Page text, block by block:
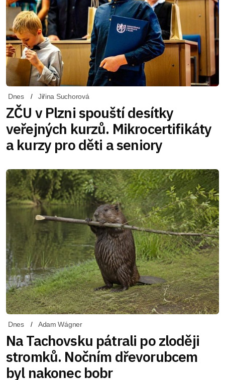
Dnes Jiřina Suchorová
ZČU v Plzni spouští desítky
veřejných kurzů. Mikrocertifikáty
a kurzy pro děti a seniory
Dnes Adam Wágner
Na Tachovsku pátrali po zloději
stromků. Nočním dřevorubcem
byl nakonec bobr